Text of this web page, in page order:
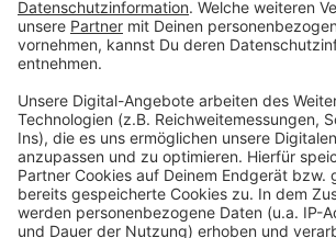
Mehr Informationen
powered byUsercentrics
Management Platform
Willi stellt sich nun Fragen über seine
Geschichte seiner Familie. Und die ist
so manches Drehbuch.
Anzeige
© Copyright: Disney+